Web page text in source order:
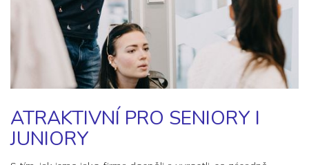
ATRAKTIVNÍ PRO SENIORY I
JUNIORY